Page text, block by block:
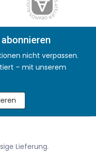
nicht verpassen.
– mit unserem
Lieferung.